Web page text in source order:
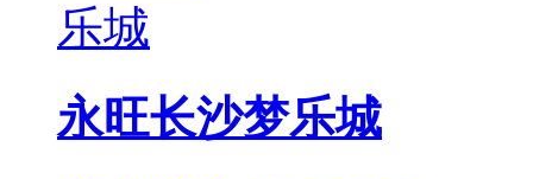
永旺长沙梦乐城